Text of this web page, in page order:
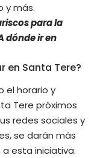
y más.
para la
dónde ir en
en Santa Tere?
el horario y
Tere próximos
redes sociales y
se darán más
esta iniciativa.